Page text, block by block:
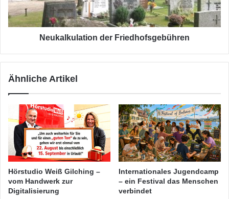
Neukalkulation der Friedhofsgebühren
Ähnliche Artikel
Hörstudio Weiß Gilching –
vom Handwerk zur
Digitalisierung
Internationales Jugendcamp
– ein Festival das Menschen
verbindet